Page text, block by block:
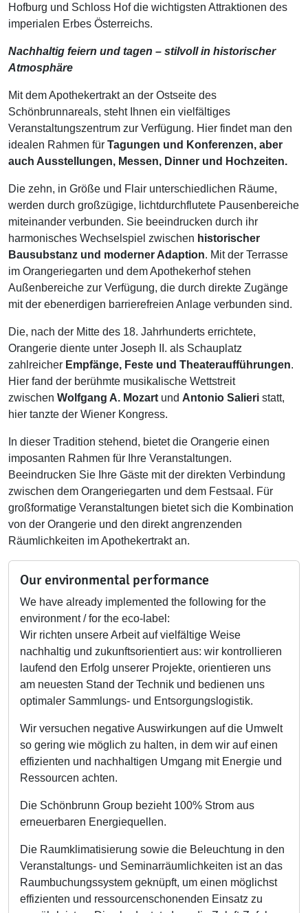
Hofburg und Schloss Hof die wichtigsten Attraktionen des
imperialen Erbes Österreichs.
Nachhaltig feiern und tagen – stilvoll in historischer
Atmosphäre
Mit dem Apothekertrakt an der Ostseite des
Schönbrunnareals, steht Ihnen ein vielfältiges
Veranstaltungszentrum zur Verfügung. Hier findet man den
idealen Rahmen für Tagungen und Konferenzen, aber
auch Ausstellungen, Messen, Dinner und Hochzeiten.
Die zehn, in Größe und Flair unterschiedlichen Räume,
werden durch großzügige, lichtdurchflutete Pausenbereiche
miteinander verbunden. Sie beeindrucken durch ihr
harmonisches Wechselspiel zwischen historischer
Bausubstanz und moderner Adaption. Mit der Terrasse
im Orangeriegarten und dem Apothekerhof stehen
Außenbereiche zur Verfügung, die durch direkte Zugänge
mit der ebenerdigen barrierefreien Anlage verbunden sind.
Die, nach der Mitte des 18. Jahrhunderts errichtete,
Orangerie diente unter Joseph II. als Schauplatz
zahlreicher Empfänge, Feste und Theateraufführungen.
Hier fand der berühmte musikalische Wettstreit
zwischen Wolfgang A. Mozart und Antonio Salieri statt,
hier tanzte der Wiener Kongress.
In dieser Tradition stehend, bietet die Orangerie einen
imposanten Rahmen für Ihre Veranstaltungen.
Beeindrucken Sie Ihre Gäste mit der direkten Verbindung
zwischen dem Orangeriegarten und dem Festsaal. Für
großformatige Veranstaltungen bietet sich die Kombination
von der Orangerie und den direkt angrenzenden
Räumlichkeiten im Apothekertrakt an.
Our environmental performance
We have already implemented the following for the
environment / for the eco-label:
Wir richten unsere Arbeit auf vielfältige Weise
nachhaltig und zukunftsorientiert aus: wir kontrollieren
laufend den Erfolg unserer Projekte, orientieren uns
am neuesten Stand der Technik und bedienen uns
optimaler Sammlungs- und Entsorgungslogistik.
Wir versuchen negative Auswirkungen auf die Umwelt
so gering wie möglich zu halten, in dem wir auf einen
effizienten und nachhaltigen Umgang mit Energie und
Ressourcen achten.
Die Schönbrunn Group bezieht 100% Strom aus
erneuerbaren Energiequellen.
Die Raumklimatisierung sowie die Beleuchtung in den
Veranstaltungs- und Seminarräumlichkeiten ist an das
Raumbuchungssystem geknüpft, um einen möglichst
effizienten und ressourcenschonenden Einsatz zu